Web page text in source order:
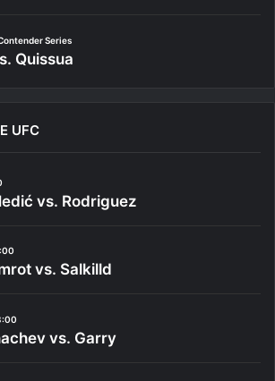
Series
Quissua
UFC
vs. Rodriguez
vs. Salkilld
vs. Garry